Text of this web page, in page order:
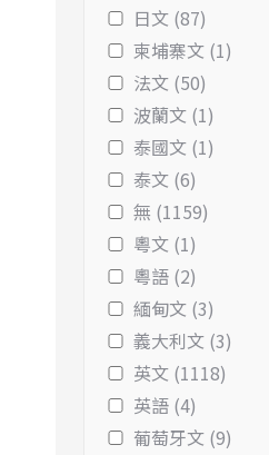
日文 (87)
柬埔寨文 (1)
法文 (50)
波蘭文 (1)
泰國文 (1)
泰文 (6)
無 (1159)
粵文 (1)
粵語 (2)
緬甸文 (3)
義大利文 (3)
英文 (1118)
英語 (4)
葡萄牙文 (9)